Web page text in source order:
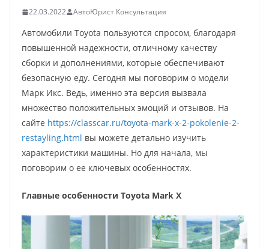
22.03.2022 АвтоЮрист Консультация
Автомобили Toyota пользуются спросом, благодаря
повышенной надежности, отличному качеству
сборки и дополнениями, которые обеспечивают
безопасную еду. Сегодня мы поговорим о модели
Марк Икс. Ведь, именно эта версия вызвала
множество положительных эмоций и отзывов. На
сайте https://classcar.ru/toyota-mark-x-2-pokolenie-2-
restayling.html вы можете детально изучить
характеристики машины. Но для начала, мы
поговорим о ее ключевых особенностях.
Главные особенности Toyota Mark Х